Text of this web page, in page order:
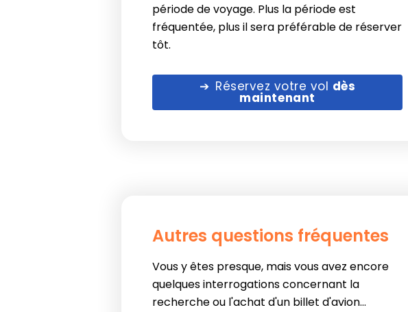
période de voyage. Plus la période est
fréquentée, plus il sera préférable de réserver
tôt.
Réservez votre vol dès
maintenant
Autres questions fréquentes
Vous y êtes presque, mais vous avez encore
quelques interrogations concernant la
recherche ou l'achat d'un billet d'avion...